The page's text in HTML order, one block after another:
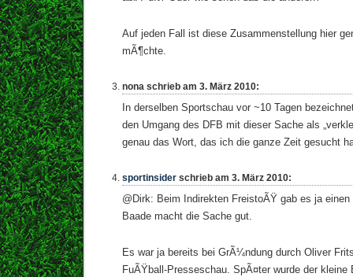
Auf jeden Fall ist diese Zusammenstellung hier
mÃ¶chte.
nona schrieb am 3. März 2010:
In derselben Sportschau vor ~10 Tagen
den Umgang des DFB mit dieser Sache als
genau das Wort, das ich die ganze Zeit gesucht
sportinsider schrieb am 3. März 2010:
@Dirk: Beim Indirekten FreistoÃŸ gab es ja
Baade macht die Sache gut.
Es war ja bereits bei GrÃ¼ndung durch Oliver
FuÃŸball-Presseschau. SpÃ¤ter wurde der kleine